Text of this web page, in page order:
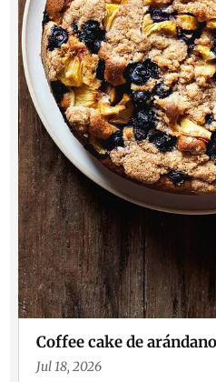
Coffee cake de
Jul 18, 2026